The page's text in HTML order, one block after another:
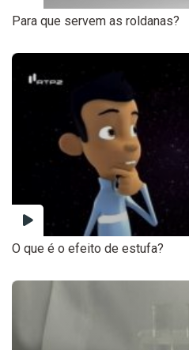
Para que servem as roldanas?
O que é o efeito de estufa?